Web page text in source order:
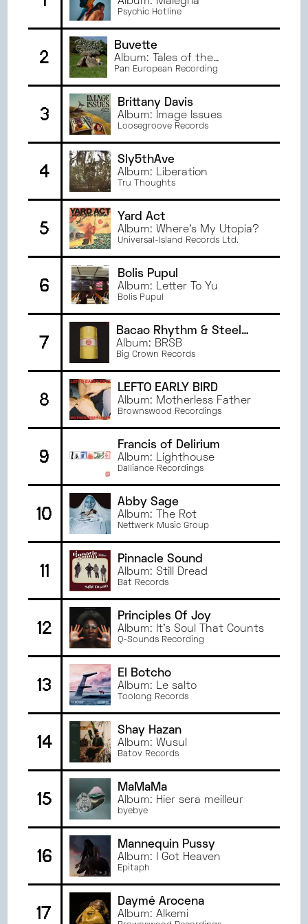
NOVEMBRE 2024
OCTOBRE2024
SEPTEMBRE
2024
JUIN2024
2024
AVRIL2024
MARS2024
FÉVRIER2024
JANVIER2024
DÉCEMBRE2023
NOVEMBRE2023
OCTOBRE2023
SEPTEMBRE2023
JUIN2023
AVRIL2023
MARS2023
FÉVRIER2023
JANVIER2023
2022
2022
AVRIL2022
MARS2022
ANGERS
GRENOBLE
ORLÉANS
MONTPELLIER
TOULOUSE
Psychic Hotline
2
Buvette
Album: Tales of the
Countryside
Pan European Recording
3
Brittany Davis
Album: Image Issues
Loosegroove Records
4
Sly5thAve
Album: Liberation
Tru Thoughts
5
Yard Act
Album: Where’s My Utopia?
Universal-Island Records Ltd.
6
Bolis Pupul
Album: Letter To Yu
Bolis Pupul
7
Bacao Rhythm & Steel
Band
Album: BRSB
Big Crown Records
8
LEFTO EARLY BIRD
Album: Motherless Father
Brownswood Recordings
9
Francis of Delirium
Album: Lighthouse
Dalliance Recordings
10
Abby Sage
Album: The Rot
Nettwerk Music Group
11
Pinnacle Sound
Album: Still Dread
Bat Records
12
Principles Of Joy
Album: It's Soul That Counts
Q-Sounds Recording
13
El Botcho
Album: Le salto
Toolong Records
14
Shay Hazan
Album: Wusul
Batov Records
15
MaMaMa
Album: Hier sera meilleur
byebye
16
Mannequin Pussy
Album: I Got Heaven
Epitaph
17
Daymé Arocena
Album: Alkemi